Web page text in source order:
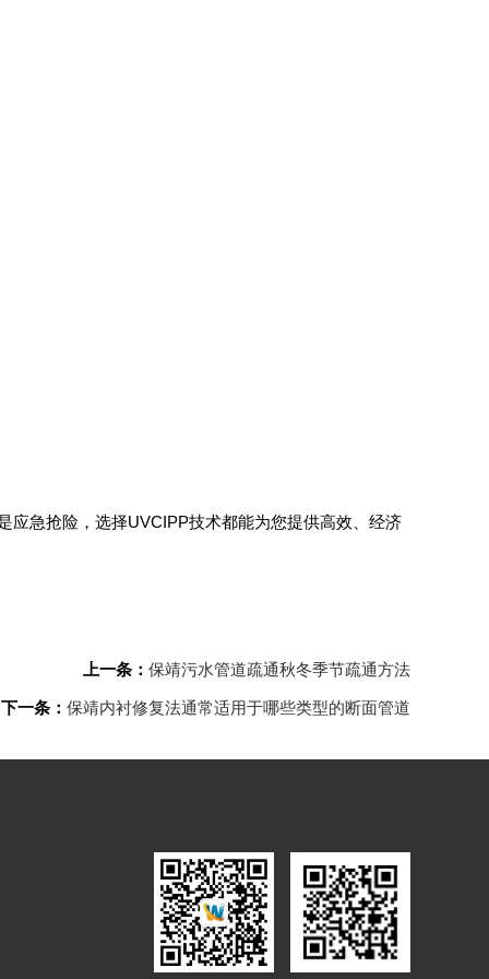
应急抢险，选择UVCIPP技术都能为您提供高效、经济
上一条： 保靖污水管道疏通秋冬季节疏通方法
下一条： 保靖内衬修复法通常适用于哪些类型的断面管道